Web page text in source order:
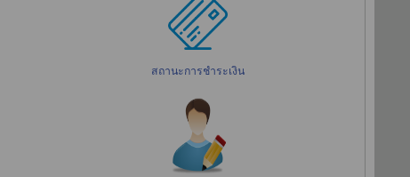
สถานะการชำระเงิน